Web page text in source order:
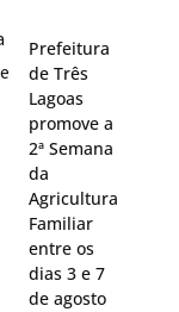
Prefeitura
de Três
Lagoas
promove a
2ª Semana
da
Agricultura
Familiar
entre os
dias 3 e 7
de agosto